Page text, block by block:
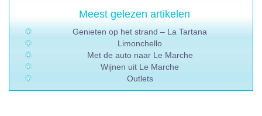
Meest gelezen artikelen
Genieten op het strand – La Tartana
Limonchello
Met de auto naar Le Marche
Wijnen uit Le Marche
Outlets